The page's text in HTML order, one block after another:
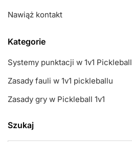
Nawiąż kontakt
Kategorie
Systemy punktacji w 1v1 Pickleball
Zasady fauli w 1v1 pickleballu
Zasady gry w Pickleball 1v1
Szukaj